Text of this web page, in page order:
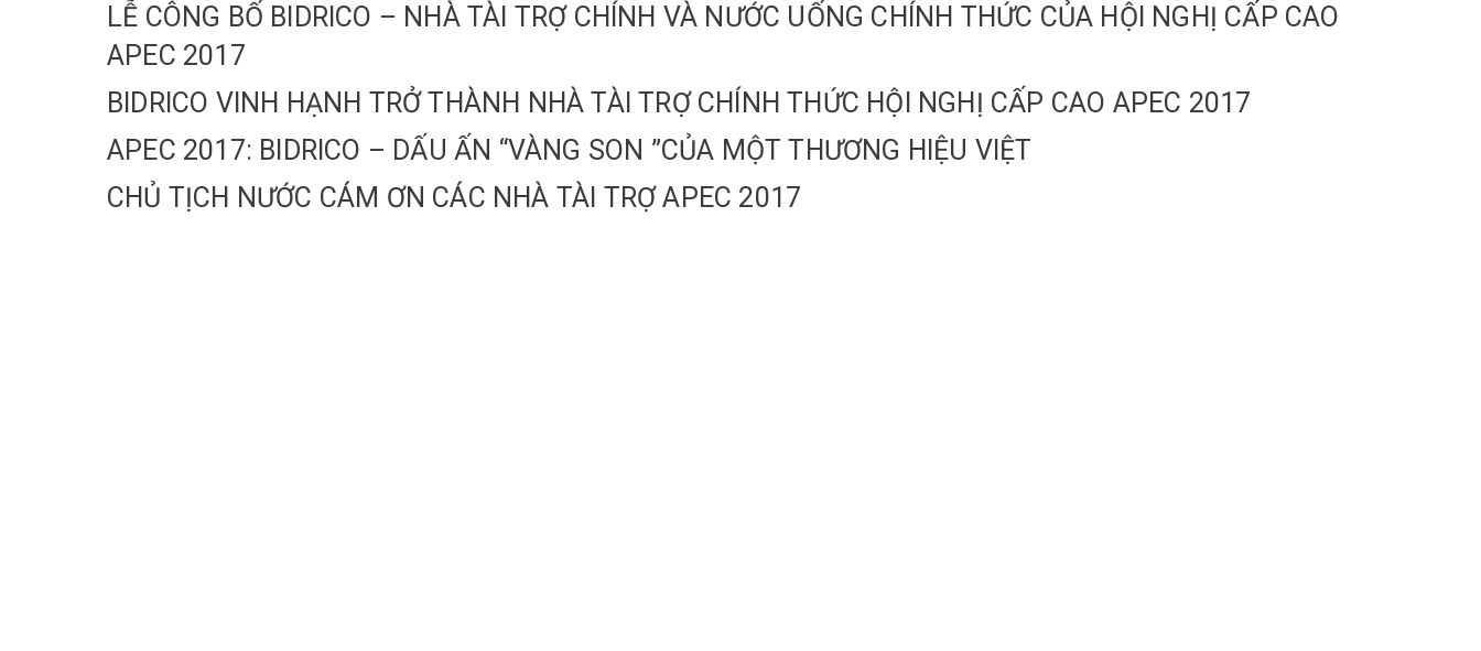
LỄ CÔNG BỐ BIDRICO – NHÀ TÀI TRỢ CHÍNH VÀ NƯỚC UỐNG CHÍNH THỨC CỦA HỘI NGHỊ CẤP CAO
APEC 2017
BIDRICO VINH HẠNH TRỞ THÀNH NHÀ TÀI TRỢ CHÍNH THỨC HỘI NGHỊ CẤP CAO APEC 2017
APEC 2017: BIDRICO – DẤU ẤN “VÀNG SON ”CỦA MỘT THƯƠNG HIỆU VIỆT
CHỦ TỊCH NƯỚC CÁM ƠN CÁC NHÀ TÀI TRỢ APEC 2017